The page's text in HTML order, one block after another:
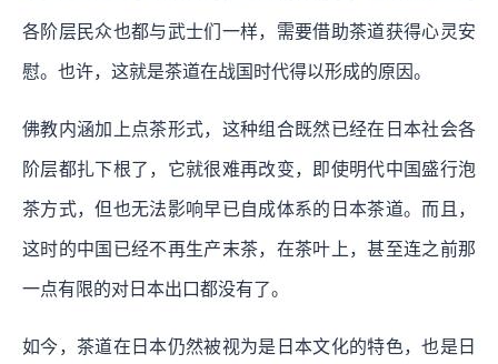
各阶层民众也都与武士们一样，需要借助茶道获得心灵安
慰。也许，这就是茶道在战国时代得以形成的原因。
佛教内涵加上点茶形式，这种组合既然已经在日本社会各
阶层都扎下根了，它就很难再改变，即使明代中国盛行泡
茶方式，但也无法影响早已自成体系的日本茶道。而且，
这时的中国已经不再生产末茶，在茶叶上，甚至连之前那
一点有限的对日本出口都没有了。
如今，茶道在日本仍然被视为是日本文化的特色，也是日